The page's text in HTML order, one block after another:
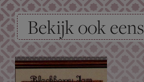
Bekijk ook eens